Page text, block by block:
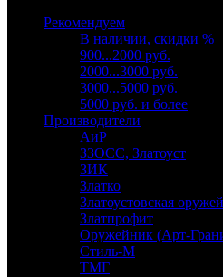
Рекомендуем
В наличии, скидки %
900...2000 руб.
2000...3000 руб.
3000...5000 руб.
5000 руб. и более
Производители
АиР
ЗЗОСС, Златоуст
ЗИК
Златко
Златоустовская
Златпрофит
Оружейник (Арт-
Стиль-М
ТМГ